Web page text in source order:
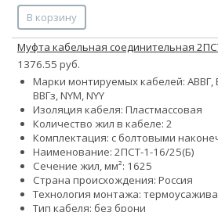
В корзину
Муфта кабельная соединительная
1376.55 руб.
Марки монтируемых кабелей: АВВГ,
ВВГз, NYM, NYY
Изоляция кабеля: Пластмассовая
Количество жил в кабеле: 2
Комплектация: с болтовыми
Наименование: 2ПСТ-1-16/25(Б)
Сечение жил, мм²: 1625
Страна происхождения: Россия
Технология монтажа:
Тип кабеля: без брони